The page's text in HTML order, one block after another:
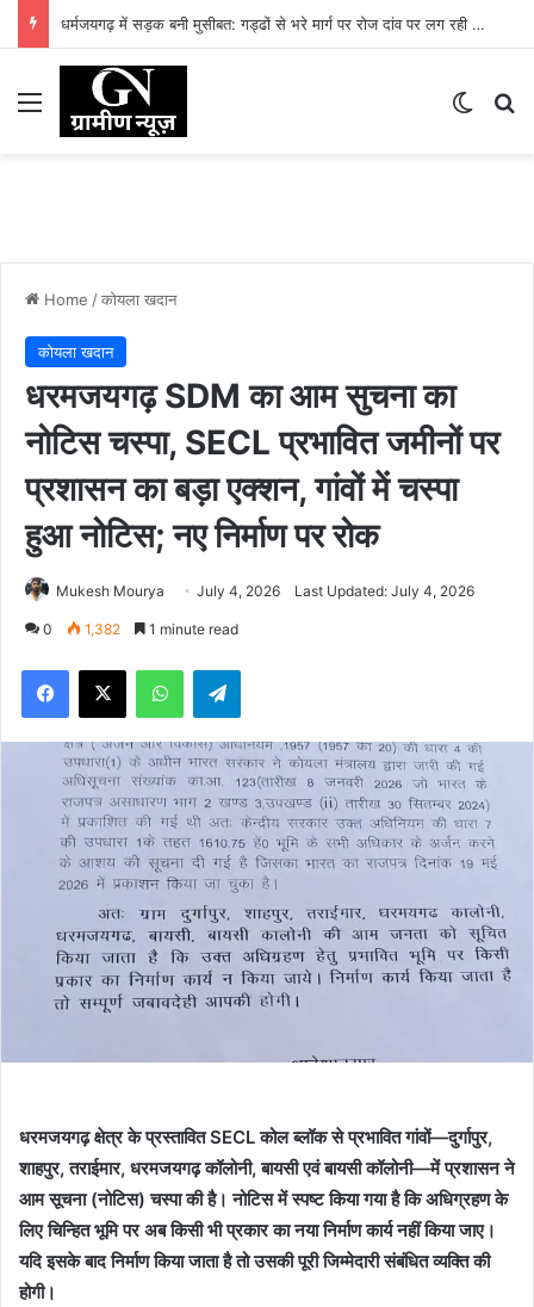
धर्मजयगढ़ में सड़क बनी मुसीबत: गड्ढों से भरे मार्ग पर रोज दांव पर लग रही लोगों की जान
Menu
Home /कोयला खदान
कोयला खदान
धरमजयगढ़ SDM का आम सुचना का
नोटिस चस्पा, SECL प्रभावित जमीनों पर
प्रशासन का बड़ा एक्शन, गांवों में चस्पा
हुआ नोटिस; नए निर्माण पर रोक
Mukesh Mourya July 4, 2026 Last Updated: July 4, 2026
0 1,382 1 minute read
Facebook
X WhatsAppTelegram
धरमजयगढ़ क्षेत्र के प्रस्तावित SECL कोल ब्लॉक से प्रभावित गांवों—दुर्गापुर,
शाहपुर, तराईमार, धरमजयगढ़ कॉलोनी, बायसी एवं बायसी कॉलोनी—में प्रशासन ने
आम सूचना (नोटिस) चस्पा की है। नोटिस में स्पष्ट किया गया है कि अधिग्रहण के
लिए चिन्हित भूमि पर अब किसी भी प्रकार का नया निर्माण कार्य नहीं किया जाए।
यदि इसके बाद निर्माण किया जाता है तो उसकी पूरी जिम्मेदारी संबंधित व्यक्ति की
होगी।